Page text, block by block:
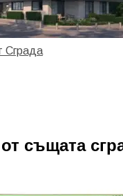
Сграда
същата